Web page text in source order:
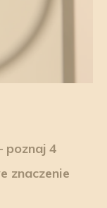
poznaj 4
znaczenie